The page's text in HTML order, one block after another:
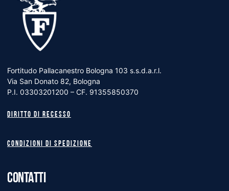
Fortitudo Pallacanestro Bologna 103 s.s.d.a.r.l.
Via San Donato 82, Bologna
P.I. 03303201200 – CF. 91355850370
Diritto di recesso
Condizioni di spedizione
CONTATTI